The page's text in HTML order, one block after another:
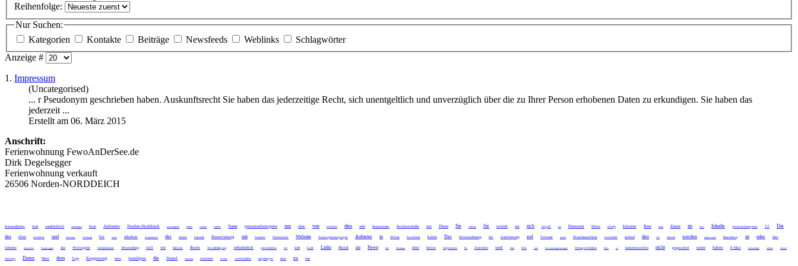
Reihenfolge:
Nur Suchen:
Kategorien
Kontakte Beiträge Newsfeeds Weblinks
Schlagwörter
Anzeige #
1. Impressum
(Uncategorised)
... r Pseudonym geschrieben haben. Auskunftsrecht Sie haben das jederzeitige Recht, sich unentgeltlich und unverzüglich über die zu Ihrer Person erhobenen Daten zu erkundigen. Sie haben das
jederzeit ...
Erstellt am 06. März 2015
Anschrift:
Ferienwohnung FewoAnDerSee.de
Dirk Degelsegger
Ferienwohnung verkauft
26506 Norden-NORDDEICH
fewoandersee sind ausdrücklich unterliegen Eine Anbieters Norden-Norddeich unverzüglich Dritter externe wenn Name personenbezogene uns ohne von sondern dies wie Bestandsdaten Rechtsverstöße zur Diese Sie anderen für soweit nur sich Zugriff hat Personen Dritte erfolgt können Ihrer kann dieser im dass Inhalte personenbezogenen 11
Die
des
über zwischen und Websites Wohnung bis einen erheben Kontaktdaten der diesem keinerlei Reservierung mit fremden Nichtraucher Website Nutzungsbedingungen Anbieter in Wiese Norddeich keine Der Ferienwohnung bei Zustimmung auf Terrasse darauf Waschmaschine norddeich seebad den z.B minute werden Impressums Bearbeitung ist oder Ihre
Urheber deutschen Degelsegger das Weitergabe Schlafzimmer Verwendung Grill wir Rahmen Ihnen Vervielfältigung erforderlich persönlichen Wir um Last Links Hund an Fewo Bei Meinung eine Seiten Impressum In Zwecken wird Dirk Dies statt Reservierungsmanager Vertragsverhältnis Preis so kommerziellen nicht gespeichert unter haben E-Mail jederzeitige stellen Soweit
Anfrage Daten Meer dem Tags Koggenweg Recht jeweiligen die Strand Nutzung externen Rechte veröffentlicht degelsegger eines zu bitte